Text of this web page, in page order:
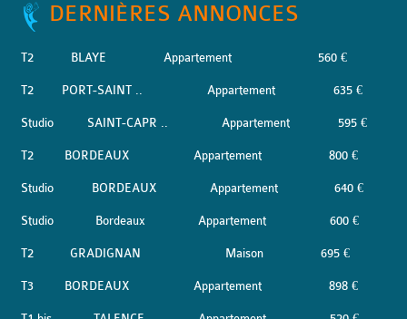
DERNIÈRES ANNONCES
T2 BLAYE Appartement 560 €
T2 PORT-SAINT .. Appartement 635 €
Studio SAINT-CAPR .. Appartement 595 €
T2 BORDEAUX Appartement 800 €
Studio BORDEAUX Appartement 640 €
Studio Bordeaux Appartement 600 €
T2 GRADIGNAN Maison 695 €
T3 BORDEAUX Appartement 898 €